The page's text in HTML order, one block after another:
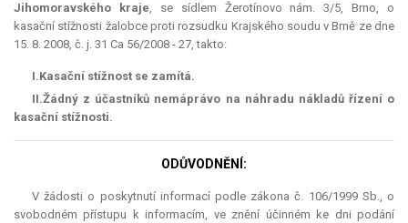
Jihomoravského kraje, se sídlem Žerotínovo nám. 3/5, Brno, o
kasační stížnosti žalobce proti rozsudku Krajského soudu v Brně ze dne
15. 8. 2008, č. j. 31 Ca 56/2008 - 27, takto:
I.Kasační stížnost se zamítá.
II.Žádný z účastníků nemáprávo na náhradu nákladů řízení o
kasační stížnosti.
ODŮVODNĚNÍ:
V žádosti o poskytnutí informací podle zákona č. 106/1999 Sb., o
svobodném přístupu k informacím, ve znění účinném ke dni podání